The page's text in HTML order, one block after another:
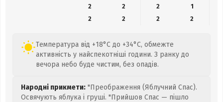
2
2 2
1
2
2 2 2
Температура від +18°C до +34°C, обмежте
активність у найспекотніші години. З ранку до
вечора небо буде чистим, без опадів.
Народні прикмети: "Преображення (Яблучний Спас).
Освячують яблука і груші. "Прийшов Спас — пішло